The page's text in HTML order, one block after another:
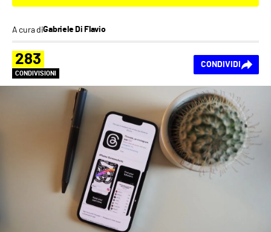
A cura diGabriele Di Flavio
283
CONDIVISIONI
CONDIVIDI